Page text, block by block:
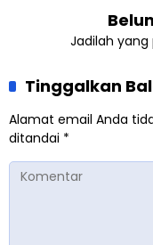
Jadilah
Tinggalkan
Alamat email Anda
ditandai *